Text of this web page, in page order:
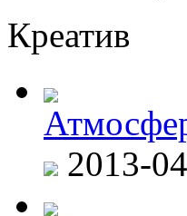
Креатив
2013-